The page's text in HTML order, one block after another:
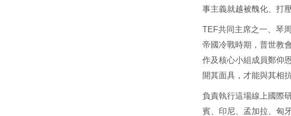
事主義就越被醜化、打
TEF共同主席之一、琴
帝國冷戰時期，普世教
作及核心小組成員鄭仰
開其面具，才能與其相
負責執行這場線上國際
賓、印尼、孟加拉、匈